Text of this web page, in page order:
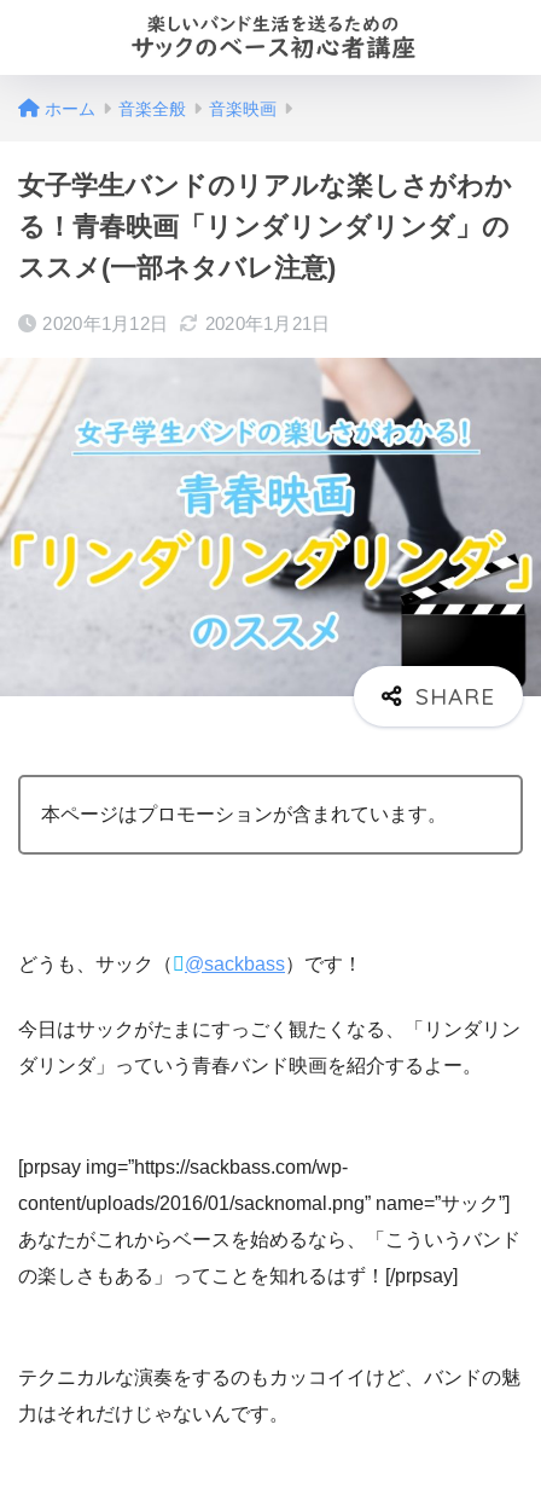
ホーム 音楽全般 音楽映画
女子学生バンドのリアルな楽しさがわか
る！青春映画「リンダリンダリンダ」の
ススメ(一部ネタバレ注意)
2020年1月12日 2020年1月21日
本ページはプロモーションが含まれています。
どうも、サック（ @sackbass）です！
今日はサックがたまにすっごく観たくなる、「リンダリン
ダリンダ」っていう青春バンド映画を紹介するよー。
[prpsay img=”https://sackbass.com/wp-
content/uploads/2016/01/sacknomal.png” name=”サック”]
あなたがこれからベースを始めるなら、「こういうバンド
の楽しさもある」ってことを知れるはず！[/prpsay]
テクニカルな演奏をするのもカッコイイけど、バンドの魅
力はそれだけじゃないんです。